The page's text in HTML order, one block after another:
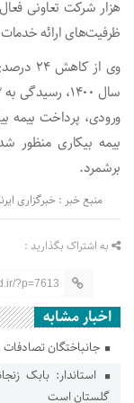
هزار شرکت تعاونی
ظرفیت‌های ارائه
وی از
بیمه بیکاری منظور
برشمرد.
منبع خبر : خبرگزاری ایرنا
به اشتراک بگذارید :
?p=7613
اخبار مشابه
جانباختگان تصادفات
گلستان است